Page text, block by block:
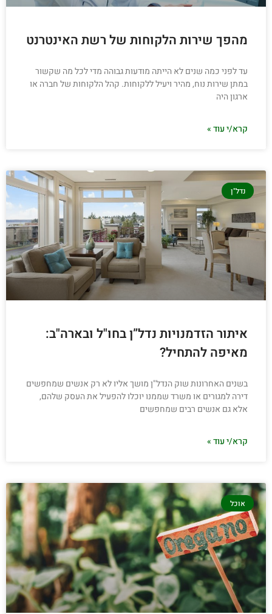
מהפך שירות הלקוחות של רשת האינטרנט
עד לפני כמה שנים לא הייתה מודעות גבוהה מדי לכל מה שקשור
במתן שירות נוח, מהיר ויעיל ללקוחות. קהל הלקוחות של חברה או
ארגון היה
קרא/י עוד »
נדל"ן
איתור הזדמנויות נדל”ן בחו"ל ובארה"ב:
מאיפה להתחיל?
בשנים האחרונות שוק הנדל"ן מושך אליו לא רק אנשים שמחפשים
דירה למגורים או משרד שממנו יוכלו להפעיל את העסק שלהם,
אלא גם אנשים רבים שמחפשים
קרא/י עוד »
אוכל